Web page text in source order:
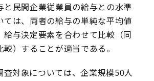
と民間企業従業員の給与との水準
ては、両者の給与の単純な平均値
給与決定要素を合わせて比較（同
）することが適当である。
査対象については、企業規模50人